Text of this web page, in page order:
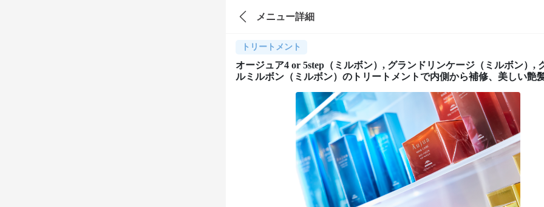
メニュー詳細
トリートメント
オージュア4 or 5step（ミルボン）, グランドリンケージ（ミルボン）,
ルミルボン（ミルボン）のトリートメントで内側から補修、美しい艶